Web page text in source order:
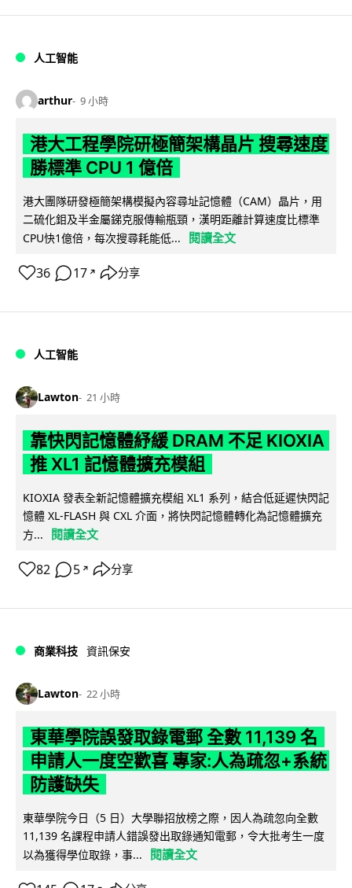
人工智能
arthur 9 小時
港大工程學院研極簡架構晶片 搜尋速度
勝標準 CPU 1 億倍
港大團隊研發極簡架構模擬內容尋址記憶體（CAM）晶片，用
二硫化鉬及半金屬銻克服傳輸瓶頸，漢明距離計算速度比標準
CPU快1億倍，每次搜尋耗能低...
閱讀全文
36 17 ↗ 分享
人工智能
Lawton 21 小時
靠快閃記憶體紓緩 DRAM 不足 KIOXIA
推 XL1 記憶體擴充模組
KIOXIA 發表全新記憶體擴充模組 XL1 系列，結合低延遲快閃記
憶體 XL-FLASH 與 CXL 介面，將快閃記憶體轉化為記憶體擴充
方...
閱讀全文
82 5 ↗ 分享
商業科技 資訊保安
Lawton 22 小時
東華學院誤發取錄電郵 全數 11,139 名
申請人一度空歡喜 專家:人為疏忽+系統
防護缺失
東華學院今日（5 日）大學聯招放榜之際，因人為疏忽向全數
11,139 名課程申請人錯誤發出取錄通知電郵，令大批考生一度
以為獲得學位取錄，事...
閱讀全文